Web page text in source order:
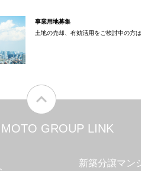
事業用地募集
土地の売却、有効活用をご検討中の方
GROUP LINK
新築分譲マン